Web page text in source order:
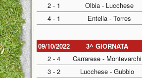
2 - 1
Olbia - Lucchese
4 - 1
Entella - Torres
09/10/2022 3^ GIORNATA
2 - 4
Carrarese - Montevarchi
3 - 2
Lucchese - Gubbio